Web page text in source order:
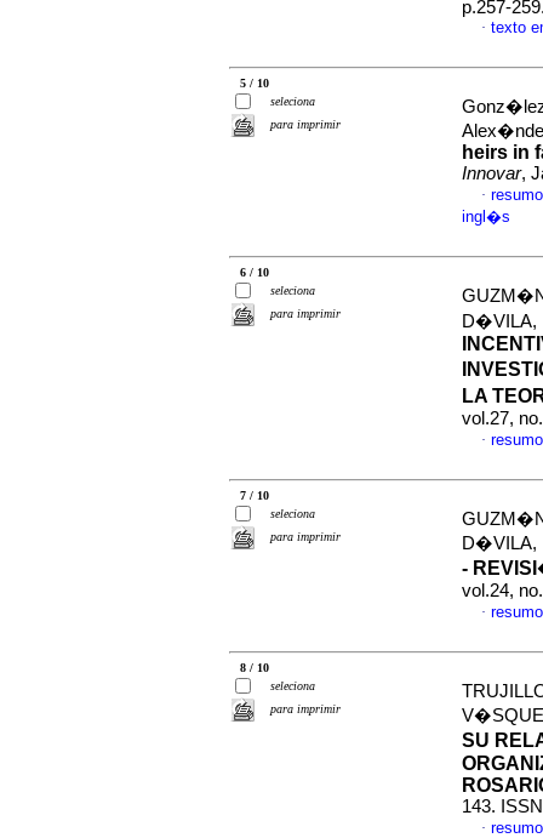
p.257-
· texto
5 / 10
seleciona
para imprimir
heirs in
Innovar,
·
ingl�s
6 / 10
seleciona
para imprimir
D�VILA,
LA
vol.27,
·
7 / 10
seleciona
para imprimir
D�VILA,
-
vol.24,
·
8 / 10
seleciona
para imprimir
SU
143.
·